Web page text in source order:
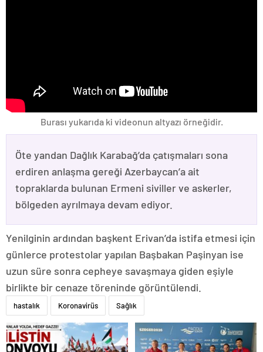
Burası yukarıda ki videonun altyazı örneğidir.
Öte yandan Dağlık Karabağ’da çatışmaları sona
erdiren anlaşma gereği Azerbaycan’a ait
topraklarda bulunan Ermeni siviller ve askerler,
bölgeden ayrılmaya devam ediyor.
Yenilginin ardından başkent Erivan’da istifa etmesi için
günlerce protestolar yapılan Başbakan Paşinyan ise
uzun süre sonra cepheye savaşmaya giden eşiyle
birlikte bir cenaze töreninde görüntülendi.
hastalık Koronavirüs Sağlık